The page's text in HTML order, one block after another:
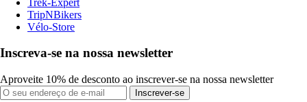
TripNBikers
Vélo-Store
Inscreva-se na nossa newsletter
Aproveite 10% de desconto ao inscrever-se na nossa newsletter
Inscrever-se